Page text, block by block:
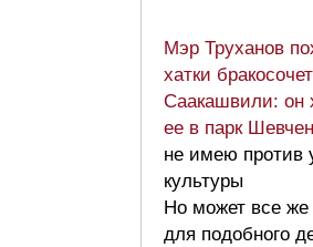
Мэр Труханов
хатки
Саакашвили: он
ее в парк
не имею против
культуры
Но может все же
для подобного